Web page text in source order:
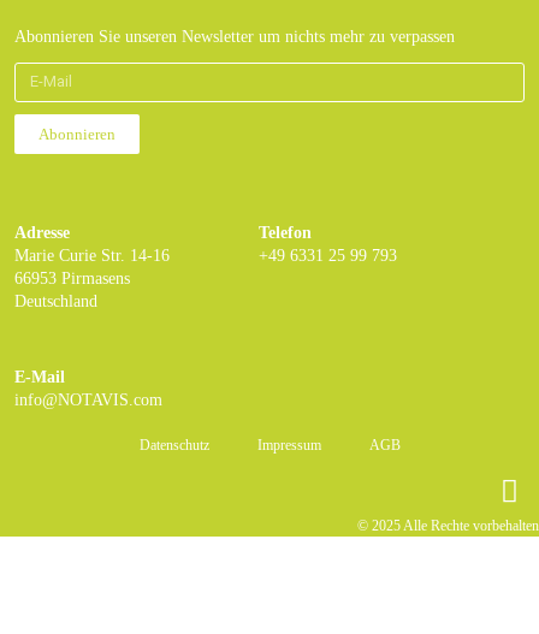
Abonnieren Sie unseren Newsletter um nichts mehr zu verpassen
Abonnieren
Adresse
Marie Curie Str. 14-16
66953 Pirmasens
Deutschland
Telefon
+49 6331 25 99 793
E-Mail
info@NOTAVIS.com
Datenschutz Impressum AGB
© 2025 Alle Rechte vorbehalten